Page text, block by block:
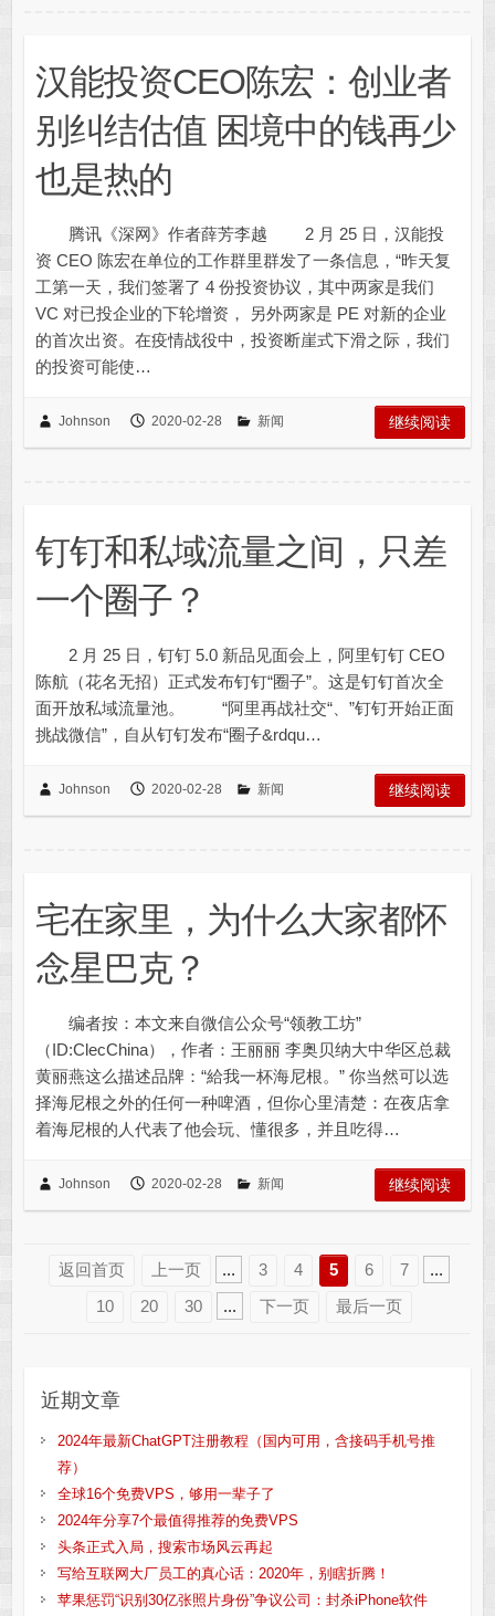
汉能投资CEO陈宏：创业者
别纠结估值 困境中的钱再少
也是热的
腾讯《深网》作者薛芳李越 2 月 25 日，汉能投
资 CEO 陈宏在单位的工作群里群发了一条信息，“昨天复
工第一天，我们签署了 4 份投资协议，其中两家是我们
VC 对已投企业的下轮增资， 另外两家是 PE 对新的企业
的首次出资。在疫情战役中，投资断崖式下滑之际，我们
的投资可能使…
Johnson 2020-02-28 新闻 继续阅读
钉钉和私域流量之间，只差
一个圈子？
2 月 25 日，钉钉 5.0 新品见面会上，阿里钉钉 CEO
陈航（花名无招）正式发布钉钉“圈子”。这是钉钉首次全
面开放私域流量池。 “阿里再战社交“、”钉钉开始正面
挑战微信”，自从钉钉发布“圈子&rdqu…
Johnson 2020-02-28 新闻 继续阅读
宅在家里，为什么大家都怀
念星巴克？
编者按：本文来自微信公众号“领教工坊”
（ID:ClecChina），作者：王丽丽 李奥贝纳大中华区总裁
黄丽燕这么描述品牌：“給我一杯海尼根。” 你当然可以选
择海尼根之外的任何一种啤酒，但你心里清楚：在夜店拿
着海尼根的人代表了他会玩、懂很多，并且吃得…
Johnson 2020-02-28 新闻 继续阅读
返回首页 上一页 ... 3 4 5 6 7
...
10
20 30 ... 下一页 最后一页
近期文章
2024年最新ChatGPT注册教程（国内可用，含接码手机号推
荐）
全球16个免费VPS，够用一辈子了
2024年分享7个最值得推荐的免费VPS
头条正式入局，搜索市场风云再起
写给互联网大厂员工的真心话：2020年，别瞎折腾！
苹果惩罚“识别30亿张照片身份”争议公司：封杀iPhone软件